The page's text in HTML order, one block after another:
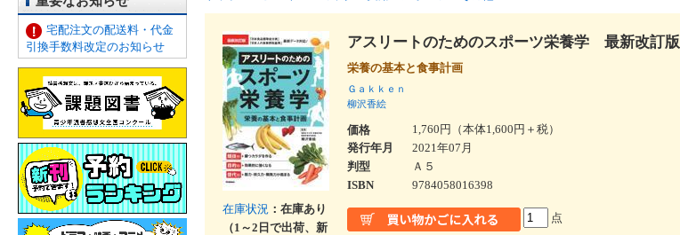
宅配注文の配送料・代金
引換手数料改定のお知らせ
在庫状況 ：在庫あり
（1～2日で出荷、新
アスリートのためのスポーツ栄養学 最新改訂版
栄養の基本と食事計画
Ｇａｋｋｅｎ
柳沢香絵
価格
1,760円（本体1,600円＋税）
発行年月
2021年07月
判型
Ａ５
ISBN
9784058016398
点